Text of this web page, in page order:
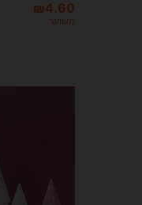
₪4.60
משוער